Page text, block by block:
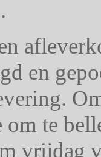
en
om te
vrijdag